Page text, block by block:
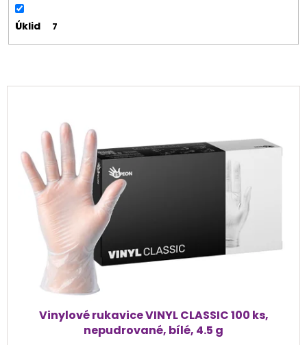
Úklid 7
V
Vinylové rukavice VINYL CLASSIC 100 ks,
nepudrované, bílé, 4.5 g